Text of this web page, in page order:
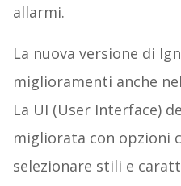
allarmi.
La nuova versione di
miglioramenti anche
La UI (User Interface)
migliorata con opzioni
selezionare stili e